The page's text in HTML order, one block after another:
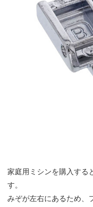
家庭用ミシンを購入する
す。
みぞが左右にあるため、